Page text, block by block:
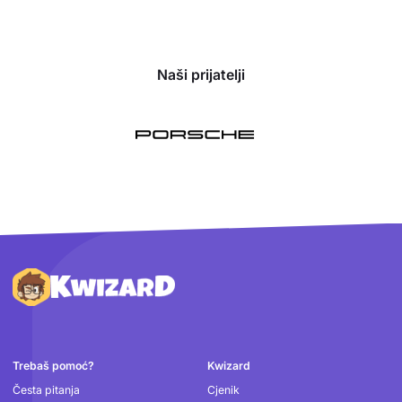
Naši prijatelji
Podnožje
Trebaš pomoć?
Česta pitanja
Kwizard
Cjenik